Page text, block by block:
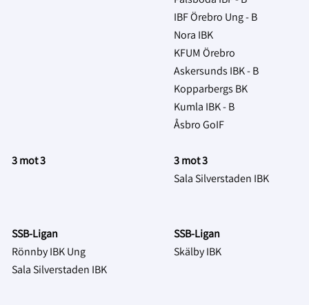
IBF Örebro Ung - B
Nora IBK
KFUM Örebro
Askersunds IBK - B
Kopparbergs BK
Kumla IBK - B
Åsbro GoIF
3 mot 3
3 mot 3
Sala Silverstaden IBK
SSB-Ligan
SSB-Ligan
Rönnby IBK Ung
Skälby IBK
Sala Silverstaden IBK